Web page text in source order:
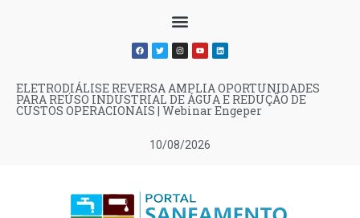
10/08/2026
ELETRODIÁLISE REVERSA AMPLIA OPORTUNIDADES
PARA REÚSO INDUSTRIAL DE ÁGUA E REDUÇÃO DE
CUSTOS OPERACIONAIS | Webinar Engeper